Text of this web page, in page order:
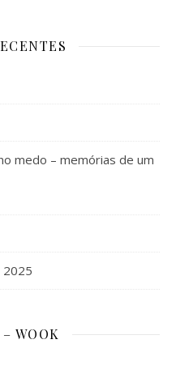
medo – memórias de um
WOOK